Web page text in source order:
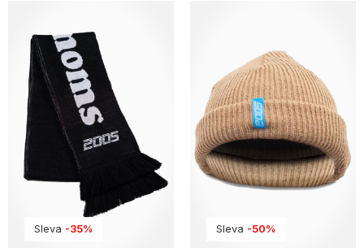
nadčasové, univerzální střihy, tak i odvážné kousky od top
streetwear značek:
Kamuflage,47 Brand
The North Face
Ripndip Prosto,Relab,Dickies
dalších.
Vyber čepici, která vyjádří tvůj styl a pomůže ti vyniknout – bez
ohledu na počasí, sezonu nebo příležitost.
Streetwear čepice — charakteristika
Trend nošení čepic v streetwearu vychází z hip-hop kultury.
Dominoval americké hudební scéně v 80. a 90. letech. Kšiltovky a
beanie se staly ikonickými kousky garderoby rapperů, DJů a
dalších umělců, kteří formovali svůj styl prostřednictvím hudby i
módy. Dnes jsou tyto čepice nedílnou součástí streetového stylu
mladých lidí, kteří chtějí vyjádřit svou individualitu a příslušnost ke
Sleva -35% Sleva -50%